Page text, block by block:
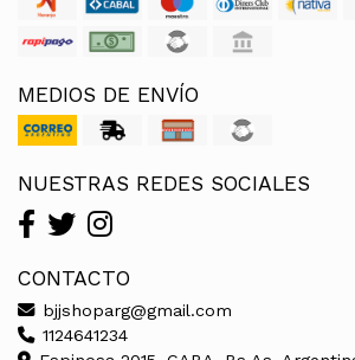
MEDIOS DE ENVÍO
NUESTRAS REDES SOCIALES
CONTACTO
bjjshoparg@gmail.com
1124641234